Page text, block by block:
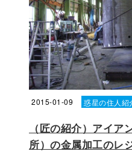
2015-01-09 惑星の住人紹
（匠の紹介）アイ
所）の金属加工のレ